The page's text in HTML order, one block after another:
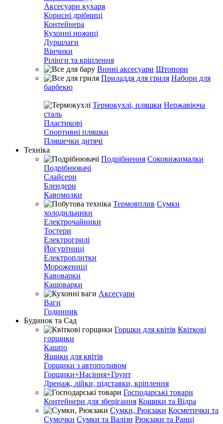
Аксесуари кухаря
Корисні дрібниці
Контейнера
Кухонні ножиці
Дуршлаги
Вінчики
Рілінги та кріплення
Винні аксесуари Штопори
Приладдя для гриля Набори для
барбекю
Термокухлі, пляшки Нержавіюча
сталь
Пластикові
Спортивні пляшки
Пляшечки дитячі
Техніка
Подрібнення Соковижималки
Подрібнювачі
Слайсери
Блендери
Кавомолки
Термовплив Сумки
холодильники
Електрочайники
Тостери
Електрогрилі
Йогуртниці
Електроплитки
Морожениці
Кавоварки
Кашоварки
Аксесуари
Ваги
Годинник
Будинок та Сад
Горшки для квітів Квіткові
горщики
Кашпо
Ящики для квітів
Горщики з автополивом
Горщики+Насіння+Грунт
Дренаж, лійки, підставки, кріплення
Господарські товари
Контейнери для зберігання Кошики та Відра
Сумки, Рюкзаки Косметички та
Сумочки Сумки та Валізи Рюкзаки та Ранці